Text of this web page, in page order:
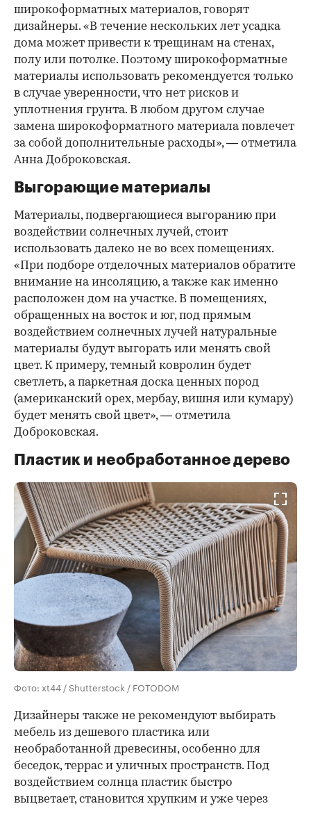
широкоформатных материалов, говорят
дизайнеры. «В течение нескольких лет усадка
дома может привести к трещинам на стенах,
полу или потолке. Поэтому широкоформатные
материалы использовать рекомендуется только
в случае уверенности, что нет рисков и
уплотнения грунта. В любом другом случае
замена широкоформатного материала повлечет
за собой дополнительные расходы», — отметила
Анна Доброковская.
Выгорающие материалы
Материалы, подвергающиеся выгоранию при
воздействии солнечных лучей, стоит
использовать далеко не во всех помещениях.
«При подборе отделочных материалов обратите
внимание на инсоляцию, а также как именно
расположен дом на участке. В помещениях,
обращенных на восток и юг, под прямым
воздействием солнечных лучей натуральные
материалы будут выгорать или менять свой
цвет. К примеру, темный ковролин будет
светлеть, а паркетная доска ценных пород
(американский орех, мербау, вишня или кумару)
будет менять свой цвет», — отметила
Доброковская.
Пластик и необработанное дерево
Фото: xt44 / Shutterstock / FOTODOM
Дизайнеры также не рекомендуют выбирать
мебель из дешевого пластика или
необработанной древесины, особенно для
беседок, террас и уличных пространств. Под
воздействием солнца пластик быстро
выцветает, становится хрупким и уже через